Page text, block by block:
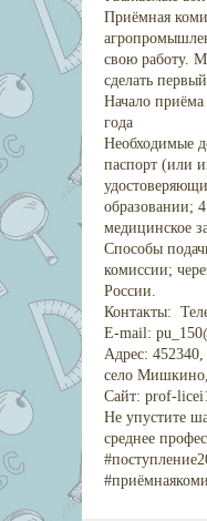
Приёмная
свою работу.
сделать
Начало
года
Необходимые
паспорт (или
образовании;
медицинское
Способы
комиссии;
России.
Контакты:
E‑mail:
Адрес: 452340,
село
Сайт: prof-
Не упустите
среднее